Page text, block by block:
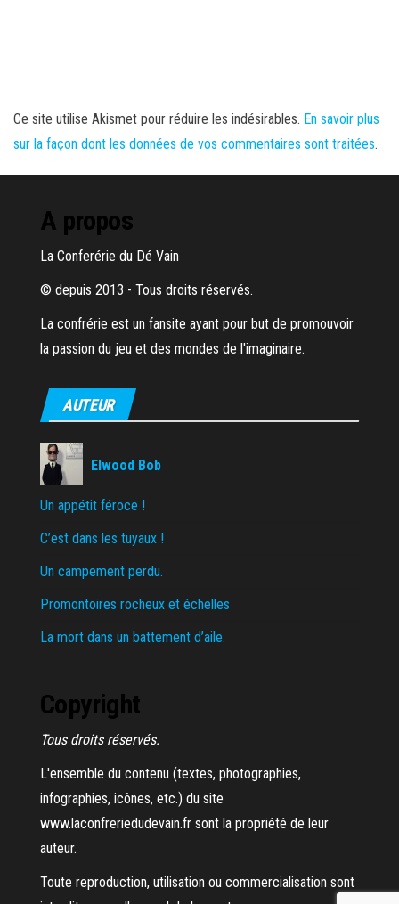
Ce site utilise Akismet pour réduire les indésirables. En savoir plus
sur la façon dont les données de vos commentaires sont traitées.
A propos
La Conferérie du Dé Vain
© depuis 2013 - Tous droits réservés.
La confrérie est un fansite ayant pour but de promouvoir
la passion du jeu et des mondes de l'imaginaire.
AUTEUR
Elwood Bob
Un appétit féroce !
C’est dans les tuyaux !
Un campement perdu.
Promontoires rocheux et échelles
La mort dans un battement d’aile.
Copyright
Tous droits réservés.
L'ensemble du contenu (textes, photographies,
infographies, icônes, etc.) du site
www.laconfreriedudevain.fr sont la propriété de leur
auteur.
Toute reproduction, utilisation ou commercialisation sont